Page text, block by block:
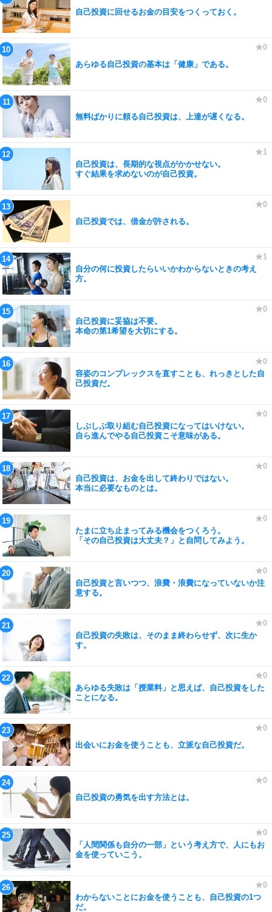
自己投資に回せるお金の目安をつくっておく。
あらゆる自己投資の基本は「健康」である。
無料ばかりに頼る自己投資は、上達が遅くなる。
自己投資は、長期的な視点がかかせない。
すぐ結果を求めないのが自己投資。
自己投資では、借金が許される。
自分の何に投資したらいいかわからないときの考え
方。
自己投資に妥協は不要。
本命の第1希望を大切にする。
容姿のコンプレックスを直すことも、れっきとした自
己投資だ。
しぶしぶ取り組む自己投資になってはいけない。
自ら進んでやる自己投資こそ意味がある。
自己投資は、お金を出して終わりではない。
本当に必要なものとは。
たまに立ち止まってみる機会をつくろう。
「その自己投資は大丈夫？」と自問してみよう。
自己投資と言いつつ、浪費・浪費になっていないか注
意する。
自己投資の失敗は、そのまま終わらせず、次に生か
す。
あらゆる失敗は「授業料」と思えば、自己投資をした
ことになる。
出会いにお金を使うことも、立派な自己投資だ。
自己投資の勇気を出す方法とは。
「人間関係も自分の一部」という考え方で、人にもお
金を使っていこう。
わからないことにお金を使うことも、自己投資の1つ
だ。